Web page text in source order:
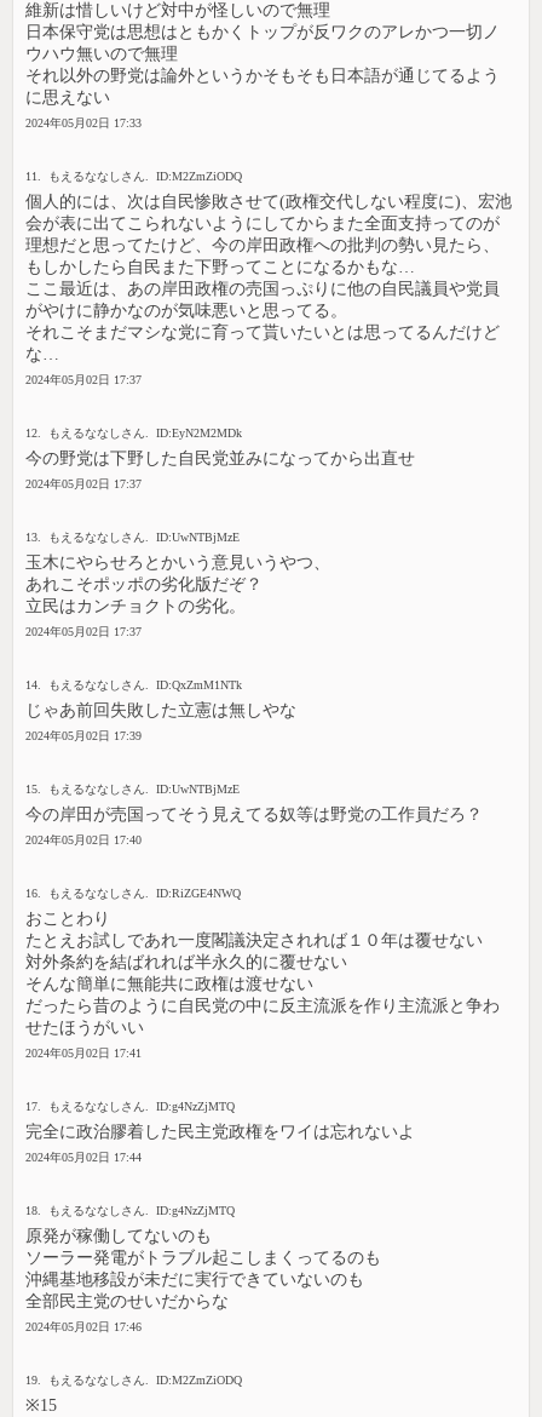
維新は惜しいけど対中が怪しいので無理
日本保守党は思想はともかくトップが反ワクのアレかつ一切ノ
ウハウ無いので無理
それ以外の野党は論外というかそもそも日本語が通じてるよう
に思えない
2024年05月02日 17:33
11. もえるななしさん. ID:M2ZmZiODQ
個人的には、次は自民惨敗させて(政権交代しない程度に)、宏池
会が表に出てこられないようにしてからまた全面支持ってのが
理想だと思ってたけど、今の岸田政権への批判の勢い見たら、
もしかしたら自民また下野ってことになるかもな…
ここ最近は、あの岸田政権の売国っぷりに他の自民議員や党員
がやけに静かなのが気味悪いと思ってる。
それこそまだマシな党に育って貰いたいとは思ってるんだけど
な…
2024年05月02日 17:37
12. もえるななしさん. ID:EyN2M2MDk
今の野党は下野した自民党並みになってから出直せ
2024年05月02日 17:37
13. もえるななしさん. ID:UwNTBjMzE
玉木にやらせろとかいう意見いうやつ、
あれこそポッポの劣化版だぞ？
立民はカンチョクトの劣化。
2024年05月02日 17:37
14. もえるななしさん. ID:QxZmM1NTk
じゃあ前回失敗した立憲は無しやな
2024年05月02日 17:39
15. もえるななしさん. ID:UwNTBjMzE
今の岸田が売国ってそう見えてる奴等は野党の工作員だろ？
2024年05月02日 17:40
16. もえるななしさん. ID:RiZGE4NWQ
おことわり
たとえお試しであれ一度閣議決定されれば１０年は覆せない
対外条約を結ばれれば半永久的に覆せない
そんな簡単に無能共に政権は渡せない
だったら昔のように自民党の中に反主流派を作り主流派と争わ
せたほうがいい
2024年05月02日 17:41
17. もえるななしさん. ID:g4NzZjMTQ
完全に政治膠着した民主党政権をワイは忘れないよ
2024年05月02日 17:44
18. もえるななしさん. ID:g4NzZjMTQ
原発が稼働してないのも
ソーラー発電がトラブル起こしまくってるのも
沖縄基地移設が未だに実行できていないのも
全部民主党のせいだからな
2024年05月02日 17:46
19. もえるななしさん. ID:M2ZmZiODQ
※15